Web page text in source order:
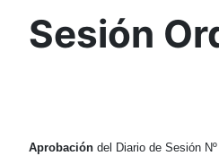
Sesión
Aprobación del Diario de Sesión